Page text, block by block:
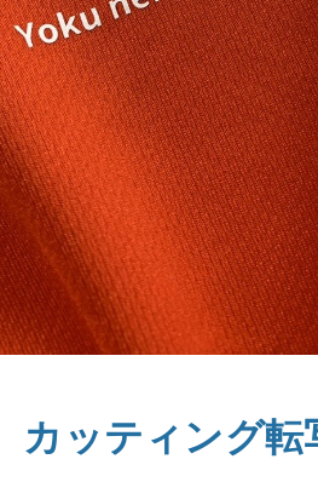
カッティング転